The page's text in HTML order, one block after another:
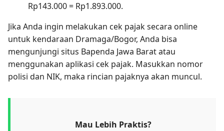
Rp143.000 = Rp1.893.000.
Jika Anda ingin melakukan cek pajak secara online
untuk kendaraan Dramaga/Bogor, Anda bisa
mengunjungi situs Bapenda Jawa Barat atau
menggunakan aplikasi cek pajak. Masukkan nomor
polisi dan NIK, maka rincian pajaknya akan muncul.
Mau Lebih Praktis?